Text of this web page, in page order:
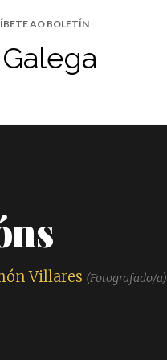
AO BOLETÍN
Villares (Fotografado/a)